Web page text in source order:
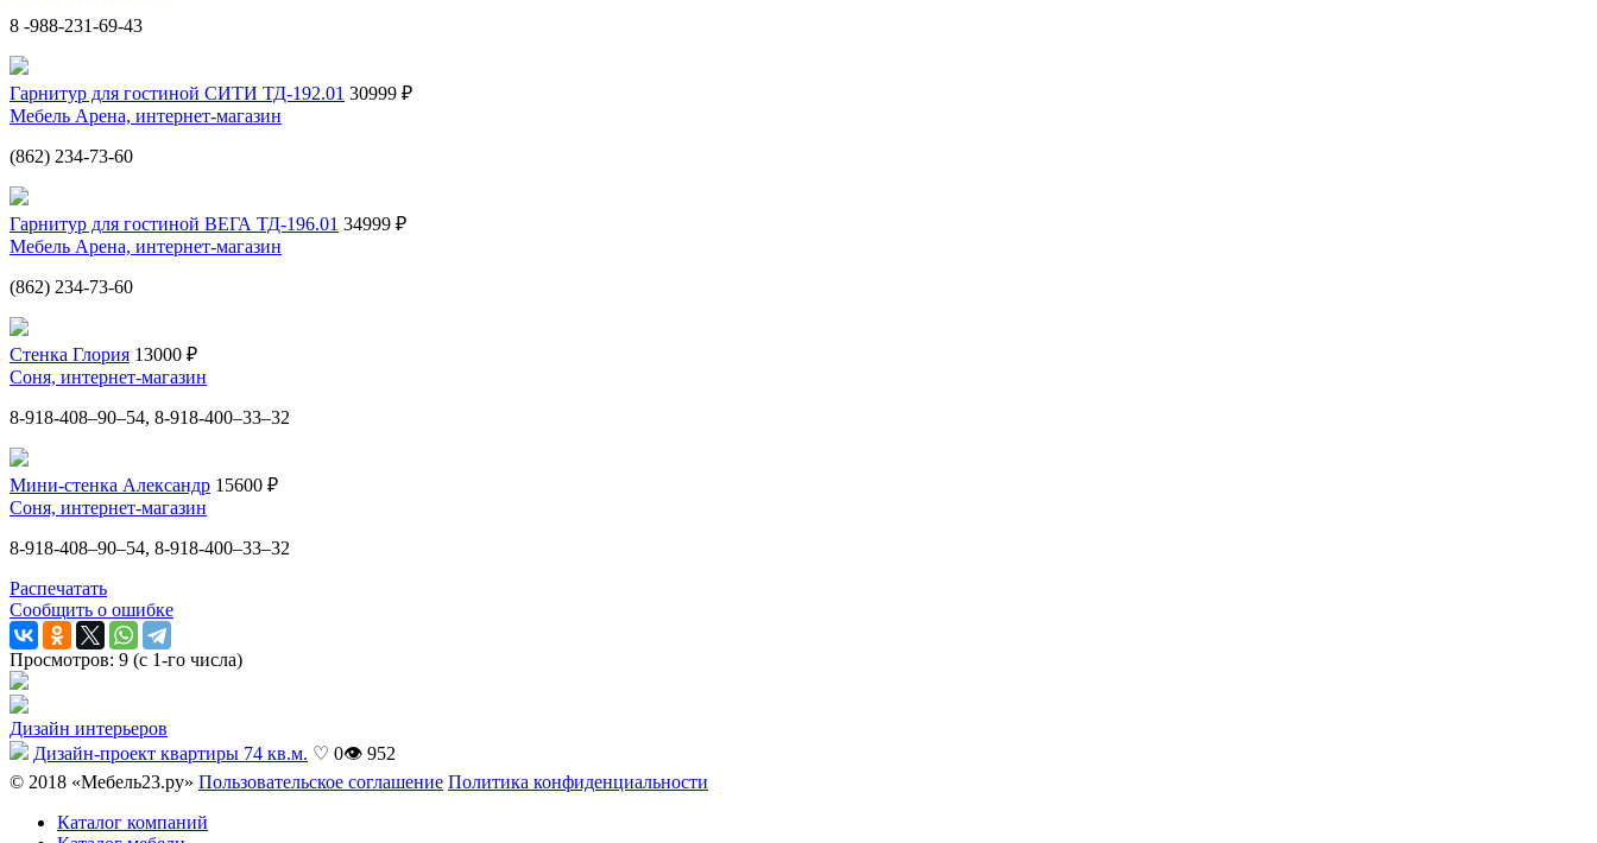
8 -988-231-69-43
Гарнитур для гостиной СИТИ ТД-192.01 30999 ₽
Мебель Арена, интернет-магазин
(862) 234-73-60
Гарнитур для гостиной ВЕГА ТД-196.01 34999 ₽
Мебель Арена, интернет-магазин
(862) 234-73-60
Стенка Глория 13000 ₽
Соня, интернет-магазин
8-918-408–90–54, 8-918-400–33–32
Мини-стенка Александр 15600 ₽
Соня, интернет-магазин
8-918-408–90–54, 8-918-400–33–32
Распечатать
Сообщить о ошибке
Просмотров: 9 (с 1-го числа)
Дизайн интерьеров
Дизайн-проект квартиры 74 кв.м. ♡ 0👁 952
© 2018 «Мебель23.ру» Пользовательское соглашение Политика конфиденциальности
Каталог компаний